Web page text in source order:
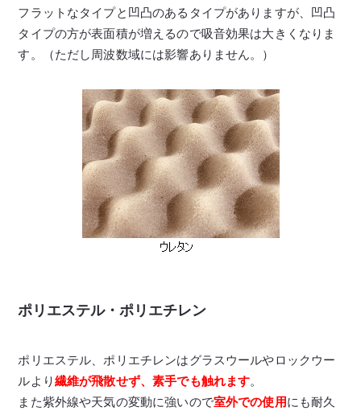
フラットなタイプと凹凸のあるタイプがありますが、凹凸
タイプの方が表面積が増えるので吸音効果は大きくなりま
す。（ただし周波数域には影響ありません。）
ポリエステル・ポリエチレン
ポリエステル、ポリエチレンはグラスウールやロックウー
ルより繊維が飛散せず、素手でも触れます。
また紫外線や天気の変動に強いので室外での使用にも耐久